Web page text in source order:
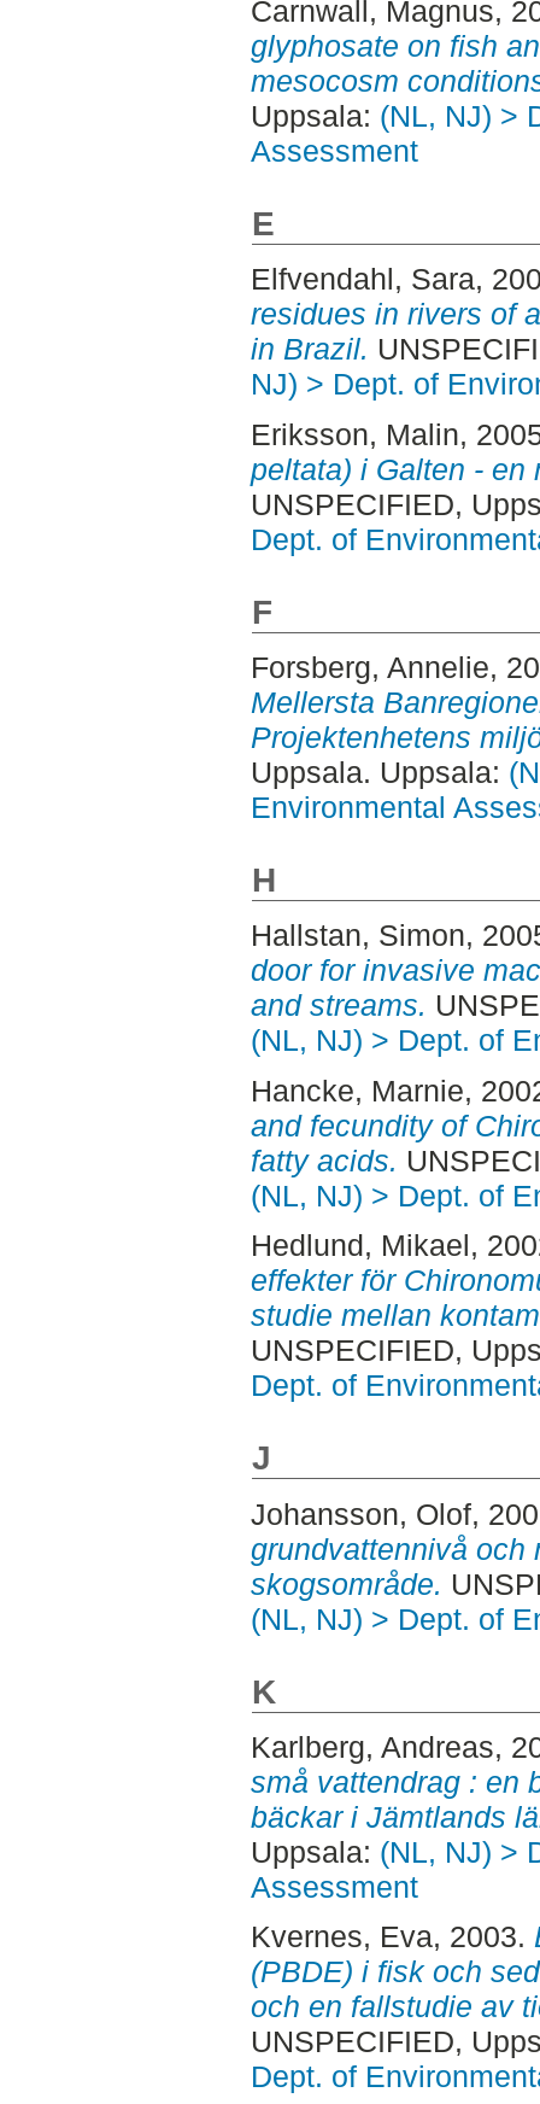
Carnwall, Magnus,
glyphosate on fish
mesocosm
Uppsala: (NL, NJ) >
Assessment
E
Elfvendahl, Sara,
residues in rivers of
in Brazil.
NJ) > Dept. of
Eriksson, Malin,
peltata) i Galten - en
UNSPECIFIED,
Dept. of
F
Forsberg, Annelie,
Mellersta
Projektenhetens
Uppsala. Uppsala:
Environmental
H
Hallstan, Simon,
door for invasive
and streams.
(NL, NJ) > Dept. of
Hancke, Marnie,
and fecundity of
fatty acids.
(NL, NJ) > Dept. of
Hedlund, Mikael,
effekter för
studie mellan
UNSPECIFIED,
Dept. of
J
Johansson, Olof,
grundvattennivå och
skogsområde.
(NL, NJ) > Dept. of
K
Karlberg, Andreas,
små vattendrag : en
bäckar i Jämtlands
Uppsala: (NL, NJ) >
Assessment
Kvernes, Eva, 2003.
(PBDE) i fisk och
och en fallstudie av
UNSPECIFIED,
Dept. of